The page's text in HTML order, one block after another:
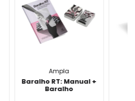
Ampla
Baralho RT: Manual +
Baralho